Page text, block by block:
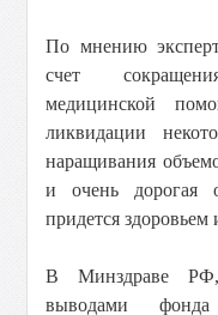
По мнению
счет
медицинской
ликвидации
наращивания
и очень дорогая
придется
В Минздраве РФ,
выводами фонда